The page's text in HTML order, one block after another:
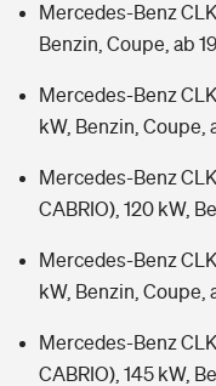
Mercedes-Benz
Benzin, Coupe, ab
Mercedes-Benz
kW, Benzin, Coupe,
Mercedes-Benz
CABRIO), 120 kW,
Mercedes-Benz
kW, Benzin, Coupe,
Mercedes-Benz
CABRIO), 145 kW,